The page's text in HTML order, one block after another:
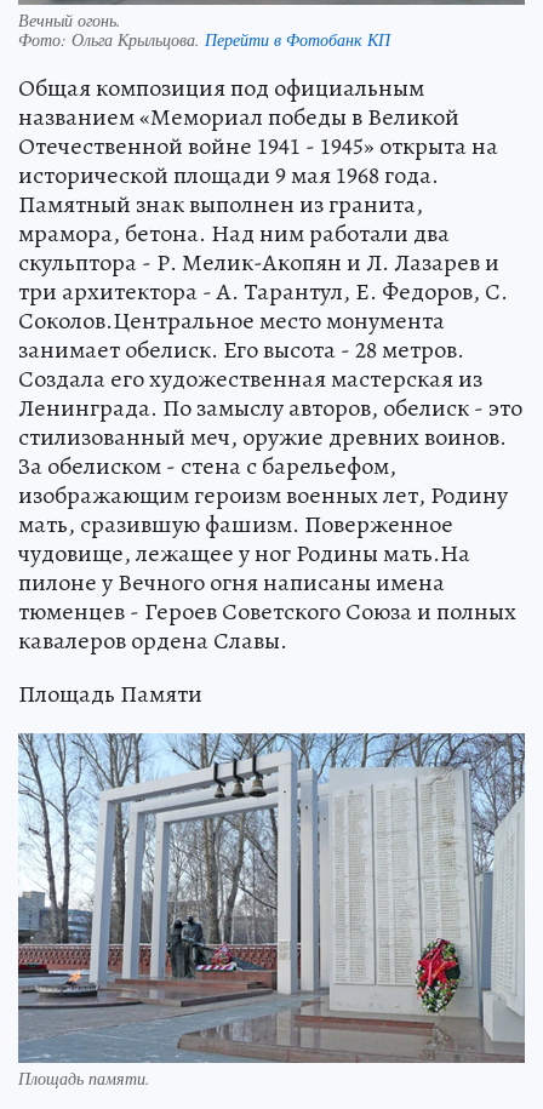
Вечный огонь.
Фото: Ольга Крыльцова. Перейти в Фотобанк КП
Общая композиция под официальным
названием «Мемориал победы в Великой
Отечественной войне 1941 - 1945» открыта на
исторической площади 9 мая 1968 года.
Памятный знак выполнен из гранита,
мрамора, бетона. Над ним работали два
скульптора - Р. Мелик-Акопян и Л. Лазарев и
три архитектора - А. Тарантул, Е. Федоров, С.
Соколов.Центральное место монумента
занимает обелиск. Его высота - 28 метров.
Создала его художественная мастерская из
Ленинграда. По замыслу авторов, обелиск - это
стилизованный меч, оружие древних воинов.
За обелиском - стена с барельефом,
изображающим героизм военных лет, Родину
мать, сразившую фашизм. Поверженное
чудовище, лежащее у ног Родины мать.На
пилоне у Вечного огня написаны имена
тюменцев - Героев Советского Союза и полных
кавалеров ордена Славы.
Площадь Памяти
Площадь памяти.